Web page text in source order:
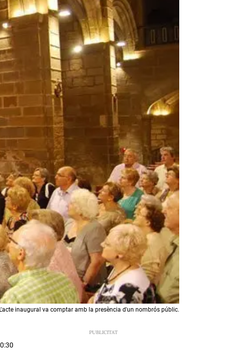
L'acte inaugural va comptar amb la presència d'un nombrós públic.